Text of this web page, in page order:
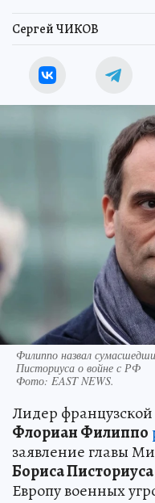
Сергей ЧИКОВ
Филиппо назвал
Писториуса о войне с РФ
Фото: EAST NEWS.
Лидер
Флориан Филиппо
заявление главы
Бориса Писториуса
Европу военных